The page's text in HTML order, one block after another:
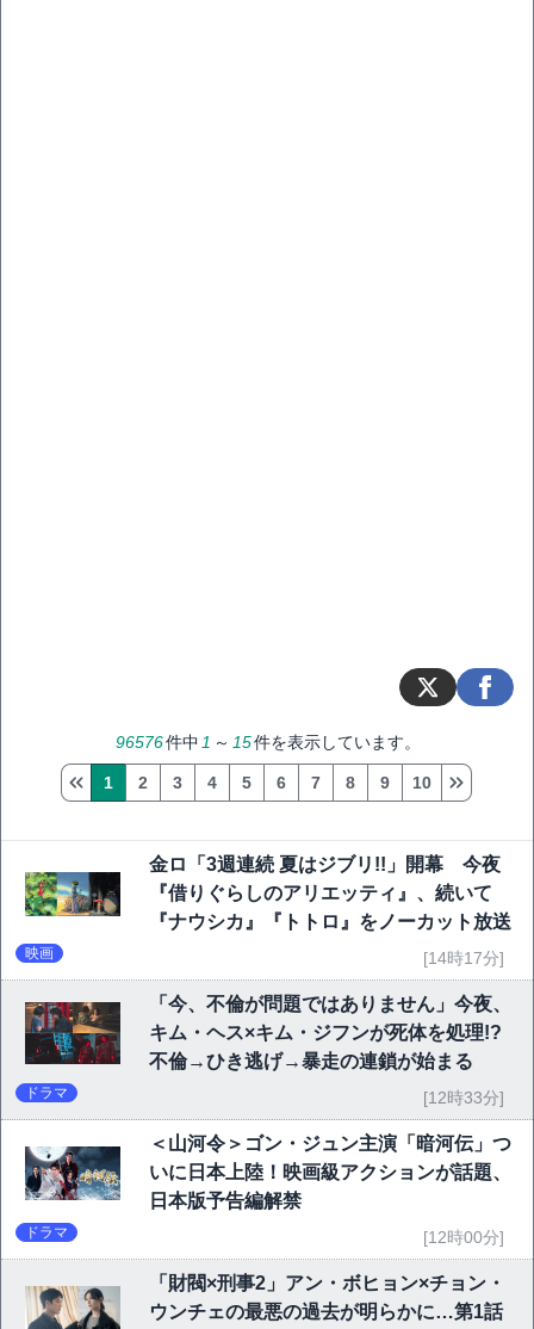
96576件中 1 ～ 15件を表示しています。
1 2 3 4 5 6 7 8 9 10
金ロ「3週連続 夏はジブリ!!」開幕 今夜
『借りぐらしのアリエッティ』、続いて
『ナウシカ』『トトロ』をノーカット放送
映画 [14時17分]
「今、不倫が問題ではありません」今夜、
キム・ヘス×キム・ジフンが死体を処理!?
不倫→ひき逃げ→暴走の連鎖が始まる
ドラマ [12時33分]
＜山河令＞ゴン・ジュン主演「暗河伝」つ
いに日本上陸！映画級アクションが話題、
日本版予告編解禁
ドラマ [12時00分]
「財閥×刑事2」アン・ボヒョン×チョン・
ウンチェの最悪の過去が明らかに…第1話